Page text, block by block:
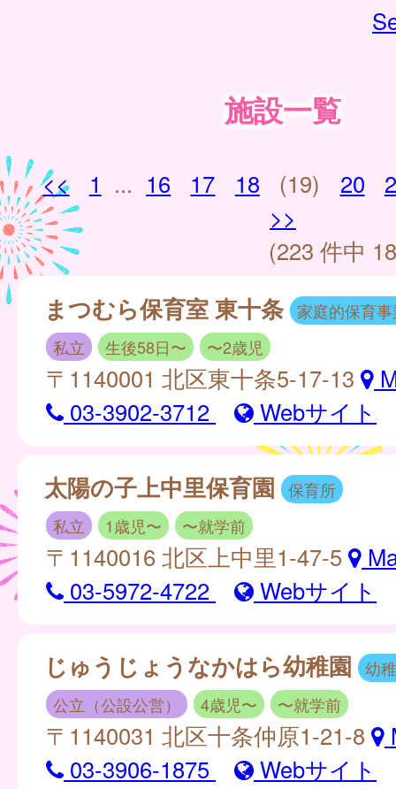
施設一覧
<< 1 ... 16 17 18 (19) 20
>>
(223 件中
まつむら保育室 東十条
家庭的保育
私立
生後58日〜 〜2歳児
〒1140001 北区東十条5-17-13
03-3902-3712
Webサイト
太陽の子上中里保育園
保育所
私立
1歳児〜 〜就学前
〒1140016 北区上中里1-47-5
03-5972-4722
Webサイト
じゅうじょうなかはら幼稚園
幼
公立（公設公営）
4歳児〜 〜就学前
〒1140031 北区十条仲原1-21-8
03-3906-1875
Webサイト